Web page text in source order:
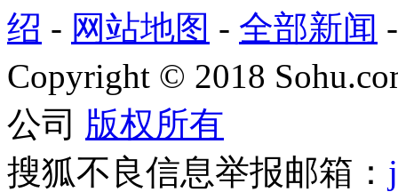
绍 - 网站地图 - 全部新闻
Copyright © 2018
公司 版权所有
搜狐不良信息举报邮箱：